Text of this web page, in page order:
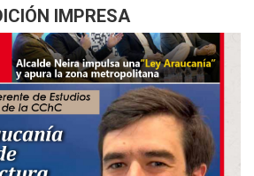
IMPRESA